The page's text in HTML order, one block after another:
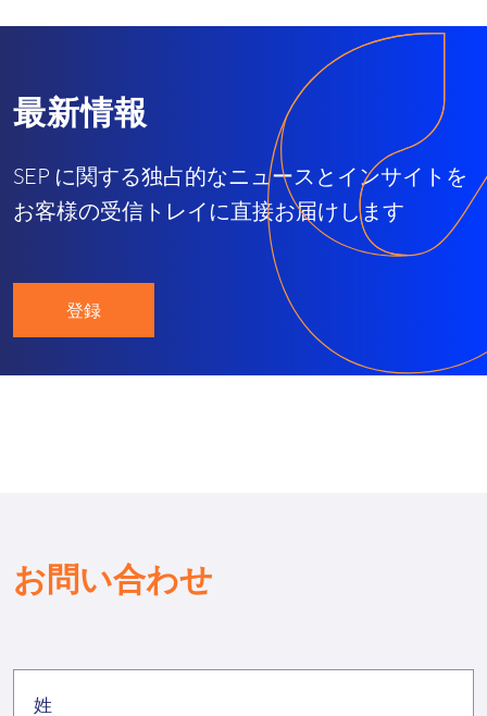
最新情報
SEP に関する独占的なニュースとインサイトを
お客様の受信トレイに直接お届けします
登録
お問い合わせ